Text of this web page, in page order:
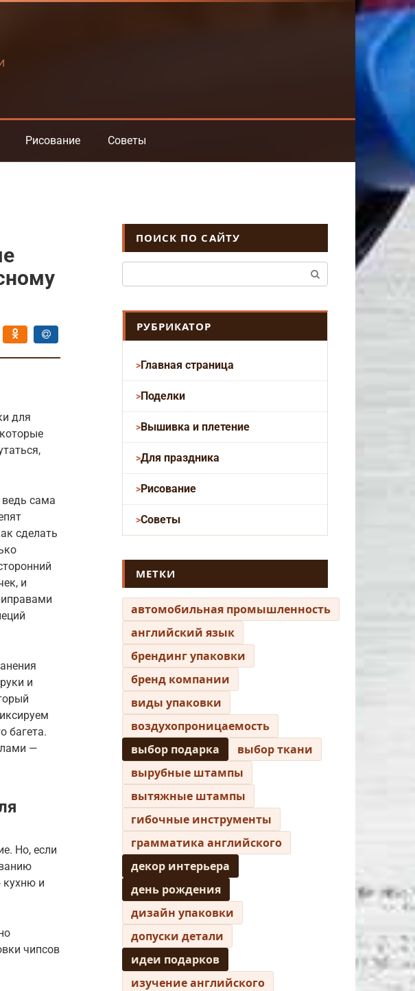
Рисование Советы
для
сама
сделать
и
и
багета.
—
Но, если
кухню и
чипсов
ПОИСК ПО САЙТУ
РУБРИКАТОР
Главная страница
Поделки
Вышивка и плетение
Для праздника
Рисование
Советы
МЕТКИ
автомобильная промышленность
английский язык
брендинг упаковки
бренд компании
виды упаковки
воздухопроницаемость
выбор подарка
выбор ткани
вырубные штампы
вытяжные штампы
гибочные инструменты
грамматика английского
декор интерьера
день рождения
дизайн упаковки
допуски детали
идеи подарков
изучение английского